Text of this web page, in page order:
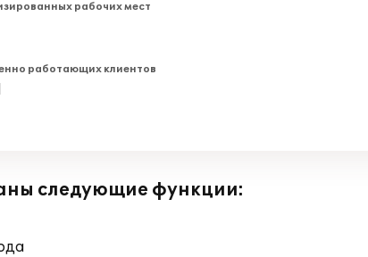
рабочих мест
работающих клиентов
следующие функции: